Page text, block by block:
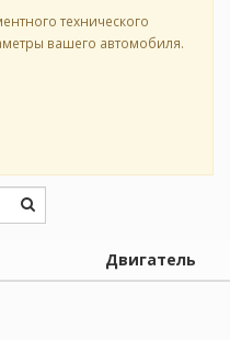
технического
вашего автомобиля.
Двигатель